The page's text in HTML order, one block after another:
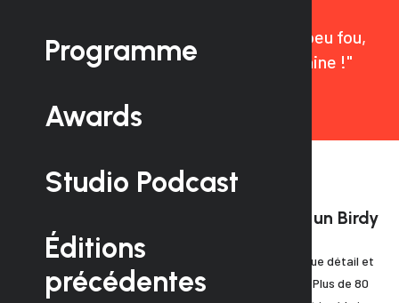
Programme
Awards
Studio Podcast
Éditions
précédentes
"Une première édition, un projet un peu fou,
mais avant tout une aventure humaine !"
Un parcours (presque) sans faute et un Birdy
selon nos invités ! 🏌🏻⛳️
Première édition, premier défi et découverte de chaque détail et
point à traiter pour l'organisation d'un tel évènement. Plus de 80